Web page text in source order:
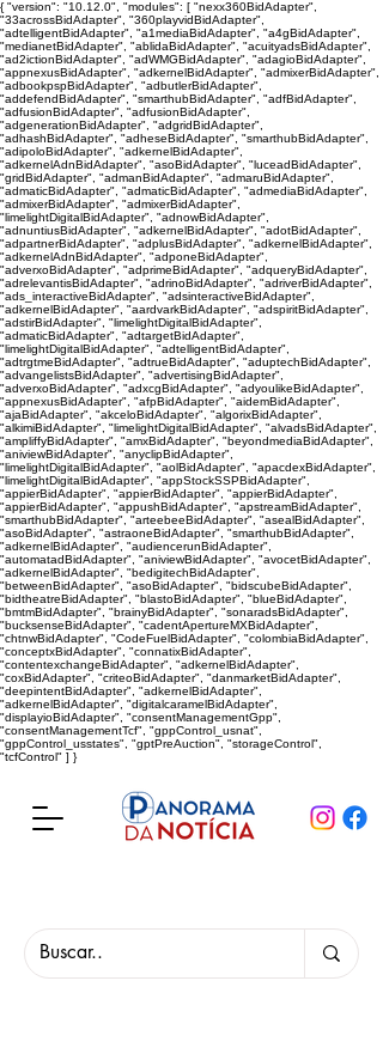
{ "version": "10.12.0", "modules": [ "nexx360BidAdapter",
"33acrossBidAdapter", "360playvidBidAdapter",
"adtelligentBidAdapter", "a1mediaBidAdapter", "a4gBidAdapter",
"medianetBidAdapter", "ablidaBidAdapter", "acuityadsBidAdapter",
"ad2ictionBidAdapter", "adWMGBidAdapter", "adagioBidAdapter",
"appnexusBidAdapter", "adkernelBidAdapter", "admixerBidAdapter",
"adbookpspBidAdapter", "adbutlerBidAdapter",
"addefendBidAdapter", "smarthubBidAdapter", "adfBidAdapter",
"adfusionBidAdapter", "adfusionBidAdapter",
"adgenerationBidAdapter", "adgridBidAdapter",
"adhashBidAdapter", "adheseBidAdapter", "smarthubBidAdapter",
"adipoloBidAdapter", "adkernelBidAdapter",
"adkernelAdnBidAdapter", "asoBidAdapter", "luceadBidAdapter",
"gridBidAdapter", "admanBidAdapter", "admaruBidAdapter",
"admaticBidAdapter", "admaticBidAdapter", "admediaBidAdapter",
"admixerBidAdapter", "admixerBidAdapter",
"limelightDigitalBidAdapter", "adnowBidAdapter",
"adnuntiusBidAdapter", "adkernelBidAdapter", "adotBidAdapter",
"adpartnerBidAdapter", "adplusBidAdapter", "adkernelBidAdapter",
"adkernelAdnBidAdapter", "adponeBidAdapter",
"adverxoBidAdapter", "adprimeBidAdapter", "adqueryBidAdapter",
"adrelevantisBidAdapter", "adrinoBidAdapter", "adriverBidAdapter",
"ads_interactiveBidAdapter", "adsinteractiveBidAdapter",
"adkernelBidAdapter", "aardvarkBidAdapter", "adspiritBidAdapter",
"adstirBidAdapter", "limelightDigitalBidAdapter",
"admaticBidAdapter", "adtargetBidAdapter",
"limelightDigitalBidAdapter", "adtelligentBidAdapter",
"adtrgtmeBidAdapter", "adtrueBidAdapter", "aduptechBidAdapter",
"advangelistsBidAdapter", "advertisingBidAdapter",
"adverxoBidAdapter", "adxcgBidAdapter", "adyoulikeBidAdapter",
"appnexusBidAdapter", "afpBidAdapter", "aidemBidAdapter",
"ajaBidAdapter", "akceloBidAdapter", "algorixBidAdapter",
"alkimiBidAdapter", "limelightDigitalBidAdapter", "alvadsBidAdapter",
"ampliffyBidAdapter", "amxBidAdapter", "beyondmediaBidAdapter",
"aniviewBidAdapter", "anyclipBidAdapter",
"limelightDigitalBidAdapter", "aolBidAdapter", "apacdexBidAdapter",
"limelightDigitalBidAdapter", "appStockSSPBidAdapter",
"appierBidAdapter", "appierBidAdapter", "appierBidAdapter",
"appierBidAdapter", "appushBidAdapter", "apstreamBidAdapter",
"smarthubBidAdapter", "arteebeeBidAdapter", "asealBidAdapter",
"asoBidAdapter", "astraoneBidAdapter", "smarthubBidAdapter",
"adkernelBidAdapter", "audiencerunBidAdapter",
"automatadBidAdapter", "aniviewBidAdapter", "avocetBidAdapter",
"adkernelBidAdapter", "bedigitechBidAdapter",
"betweenBidAdapter", "asoBidAdapter", "bidscubeBidAdapter",
"bidtheatreBidAdapter", "blastoBidAdapter", "blueBidAdapter",
"bmtmBidAdapter", "brainyBidAdapter", "sonaradsBidAdapter",
"bucksenseBidAdapter", "cadentApertureMXBidAdapter",
"chtnwBidAdapter", "CodeFuelBidAdapter", "colombiaBidAdapter",
"conceptxBidAdapter", "connatixBidAdapter",
"contentexchangeBidAdapter", "adkernelBidAdapter",
"coxBidAdapter", "criteoBidAdapter", "danmarketBidAdapter",
"deepintentBidAdapter", "adkernelBidAdapter",
"adkernelBidAdapter", "digitalcaramelBidAdapter",
"displayioBidAdapter", "consentManagementGpp",
"consentManagementTcf", "gppControl_usnat",
"gppControl_usstates", "gptPreAuction", "storageControl",
"tcfControl" ] }